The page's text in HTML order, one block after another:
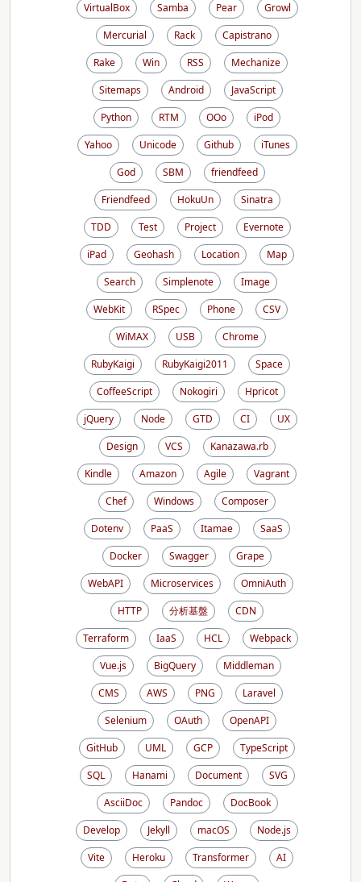
VirtualBox
Samba Pear
Growl
Mercurial
Rack
Capistrano
Rake
Win RSS
Mechanize
Sitemaps
Android
JavaScript
Python
RTM OOo
iPod
Yahoo
Unicode Github
iTunes
God
SBM
friendfeed
Friendfeed
HokuUn
Sinatra
TDD
Test Project
Evernote
iPad
Geohash Location
Map
Search
Simplenote
Image
WebKit
RSpec Phone
CSV
WiMAX
USB
Chrome
RubyKaigi
RubyKaigi2011
Space
CoffeeScript
Nokogiri
Hpricot
jQuery
Node GTD CI
UX
Design
VCS
Kanazawa.rb
Kindle
Amazon Agile
Vagrant
Chef
Windows
Composer
Dotenv
PaaS Itamae
SaaS
Docker
Swagger
Grape
WebAPI
Microservices
OmniAuth
HTTP
分析基盤
CDN
Terraform
IaaS HCL
Webpack
Vue.js
BigQuery
Middleman
CMS
AWS PNG
Laravel
Selenium
OAuth
OpenAPI
GitHub
UML GCP
TypeScript
SQL
Hanami Document
SVG
AsciiDoc
Pandoc
DocBook
Develop
Jekyll macOS
Node.js
Vite
Heroku Transformer
AI